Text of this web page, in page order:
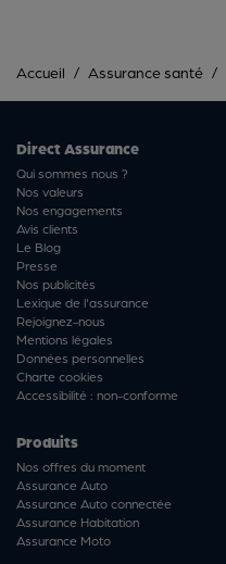
Accueil Assurance santé
Direct Assurance
Qui sommes nous ?
Nos valeurs
Nos engagements
Avis clients
Le Blog
Presse
Nos publicités
Lexique de l'assurance
Rejoignez-nous
Mentions légales
Données personnelles
Charte cookies
Accessibilité : non-conforme
Produits
Nos offres du moment
Assurance Auto
Assurance Auto connectée
Assurance Habitation
Assurance Moto